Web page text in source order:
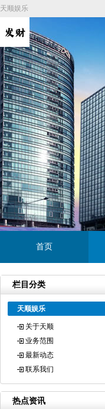
天顺娱乐
首页
栏目分类
天顺娱乐
关于天顺
业务范围
最新动态
联系我们
热点资讯